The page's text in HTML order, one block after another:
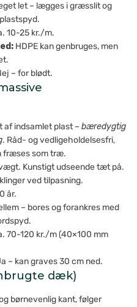
let – lægges i græsslit og
10-25 kr./m.
HDPE kan genbruges, men
– for blødt.
af indsamlet plast –bæredygtig
. Råd- og vedlige­holdelsesfri,
fræses som træ.
Kunstigt udseende tæt på.
ved tilpasning.
år.
– bores og forankres med
70-120 kr./m (40×100 mm
– kan graves 30 cm ned.
dæk)
børnevenlig kant, følger